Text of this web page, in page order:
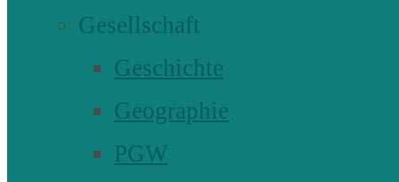
Gesellschaft
Geschichte
Geographie
PGW